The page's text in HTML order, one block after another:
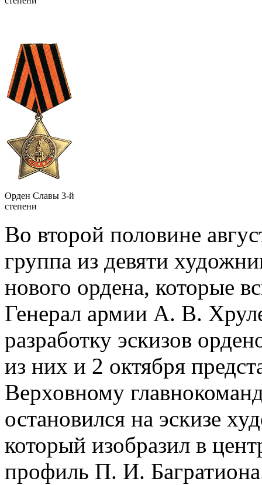
Орден Славы 3-й
степени
Во второй половине
группа из девяти
нового ордена, которые
Генерал армии А. В.
разработку эскизов
из них и 2 октября
Верховному
остановился на эскизе
который изобразил в
профиль П. И.